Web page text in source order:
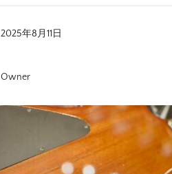
2025年8月11日
Owner